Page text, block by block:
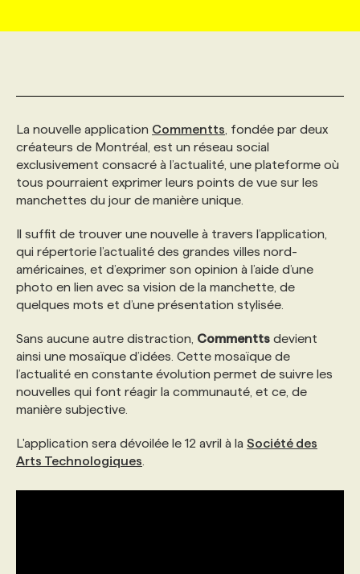
AFFAIRES DE L'INDUSTRIE
INITIATIVES NUMÉRIQUES
PRIX ET DISTINCTIONS
TENDANCES
WEB & MÉDIAS SOCIAUX
MARKETING DURABLE
GEO/SEO
ÉVÉNEMENTIEL
NOS AUTEUR‧RICES
INFOLETTRE PUBLICITÉ
ANNONCEZ AVEC NOUS
CONSULTER LA CVTHÈQUE
PROFIL ENTREPRISE
FAQ
ANNONCEZ AVEC NOUS
VOIR LES OFFRES
PROFIL CANDIDAT
FAQ
ANNONCEZ AVEC NOUS
NOS FORMATIONS EN LIGNE
NOS PARCOURS DE FORMATIONS
FORMATIONS PERSONNALISÉES
NOS FORMATEUR‧RICES
POURQUOI CHOISIR NOS FORMATIONS
PROGRAMMES DE SUBVENTIONS
FAQ
CHASSE DE TÊTE
SERVICE DE CHASSE DE TÊTE
NOS TARIFS
NOS EXPERTISES
ANNONCEZ AVEC NOUS
La nouvelle application Commentts , fondée par deux
créateurs de Montréal, est un réseau social
exclusivement consacré à l’actualité, une plateforme où
tous pourraient exprimer leurs points de vue sur les
manchettes du jour de manière unique.
Il suffit de trouver une nouvelle à travers l’application,
qui répertorie l’actualité des grandes villes nord-
américaines, et d’exprimer son opinion à l’aide d’une
photo en lien avec sa vision de la manchette, de
quelques mots et d’une présentation stylisée.
Sans aucune autre distraction, Commentts devient
ainsi une mosaïque d’idées. Cette mosaïque de
l’actualité en constante évolution permet de suivre les
nouvelles qui font réagir la communauté, et ce, de
manière subjective.
L'application sera dévoilée le 12 avril à la Société des
Arts Technologiques